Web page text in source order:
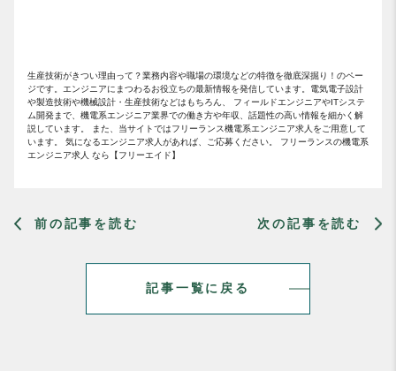
生産技術がきつい理由って？業務内容や職場の環境などの特徴を徹底深掘り！のペー
ジです。エンジニアにまつわるお役立ちの最新情報を発信しています。電気電子設計
や製造技術や機械設計・生産技術などはもちろん、 フィールドエンジニアやITシステ
ム開発まで、機電系エンジニア業界での働き方や年収、話題性の高い情報を細かく解
説しています。 また、当サイトではフリーランス機電系エンジニア求人をご用意して
います。 気になるエンジニア求人があれば、ご応募ください。 フリーランスの機電系
エンジニア求人 なら【フリーエイド】
前の記事を読む
記事一覧に戻る
次の記事を読む